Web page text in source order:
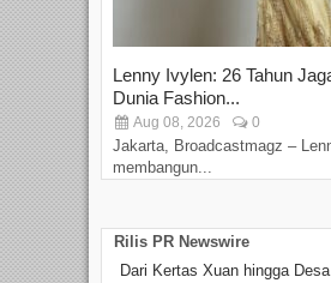
Lenny Ivylen: 26 Tahun
Dunia Fashion...
Aug 08, 2026 0
Jakarta, Broadcastmagz –
membangun...
Rilis PR Newswire
Dari Kertas Xuan hingga Desa